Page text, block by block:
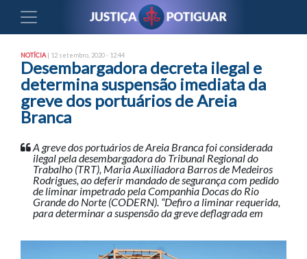
NOTÍCIA | 12 setembro, 2020 - 12:44
Desembargadora decreta ilegal e
determina suspensão imediata da
greve dos portuários de Areia
Branca
A greve dos portuários de Areia Branca foi considerada
ilegal pela desembargadora do Tribunal Regional do
Trabalho (TRT), Maria Auxiliadora Barros de Medeiros
Rodrigues, ao deferir mandado de segurança com pedido
de liminar impetrado pela Companhia Docas do Rio
Grande do Norte (CODERN). “Defiro a liminar requerida,
para determinar a suspensão da greve deflagrada em